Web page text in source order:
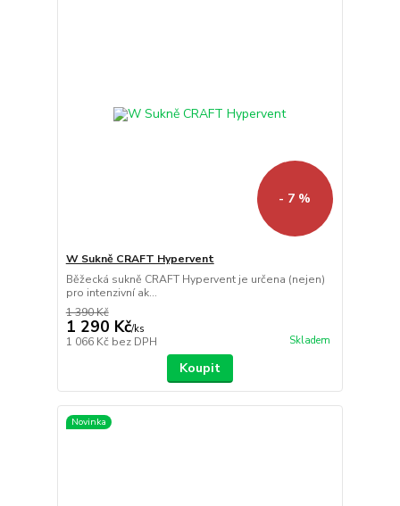
- 7 %
W Sukně CRAFT Hypervent
Běžecká sukně CRAFT Hypervent je určena (nejen)
pro intenzivní ak...
1 390 Kč
1 290 Kč/ks
1 066 Kč bez DPH Skladem
Koupit
Novinka